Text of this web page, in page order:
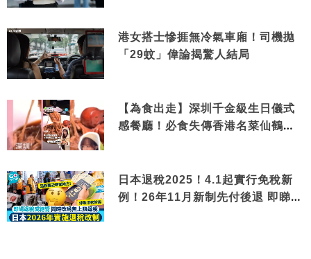
港女搭士慘捱無冷氣車廂！司機拋
「29蚊」偉論揭驚人結局
【為食出走】深圳千金級生日儀式
感餐廳！必食失傳香港名菜仙鶴神
日本退稅2025！4.1起實行免稅新
例！26年11月新制先付後退 即睇步